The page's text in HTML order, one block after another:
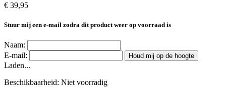
€ 39,95
Stuur mij een e-mail zodra dit product weer op voorraad is
Naam:
E-mail:
Houd mij op de hoogte
Laden...
Beschikbaarheid: Niet voorradig